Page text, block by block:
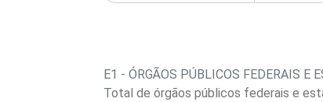
E1 - ÓRGÃOS PÚBLICOS FEDERAIS
Total de órgãos públicos federais e